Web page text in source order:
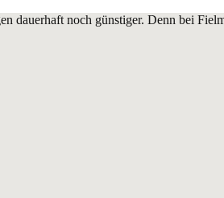
dauerhaft noch günstiger. Denn bei